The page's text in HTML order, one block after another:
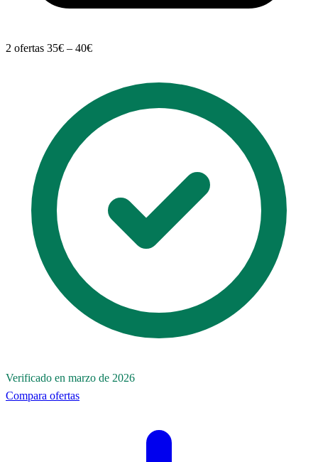
2 ofertas 35€ – 40€
Verificado en marzo de 2026
Compara ofertas